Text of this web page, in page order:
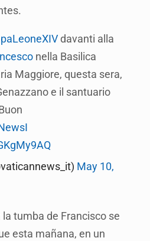
davanti alla
nella Basilica
Maggiore, questa sera,
e il santuario
May 10,
tumba de Francisco se
esta mañana, en un